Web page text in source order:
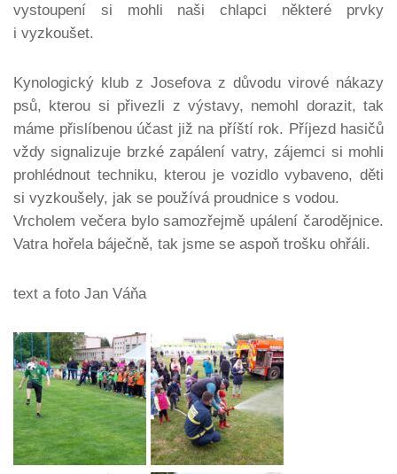
vystoupení si mohli naši chlapci některé prvky
i vyzkoušet.
Kynologický klub z Josefova z důvodu virové nákazy
psů, kterou si přivezli z výstavy, nemohl dorazit, tak
máme přislíbenou účast již na příští rok. Příjezd hasičů
vždy signalizuje brzké zapálení vatry, zájemci si mohli
prohlédnout techniku, kterou je vozidlo vybaveno, děti
si vyzkoušely, jak se používá proudnice s vodou.
Vrcholem večera bylo samozřejmě upálení čarodějnice.
Vatra hořela báječně, tak jsme se aspoň trošku ohřáli.
text a foto Jan Váňa